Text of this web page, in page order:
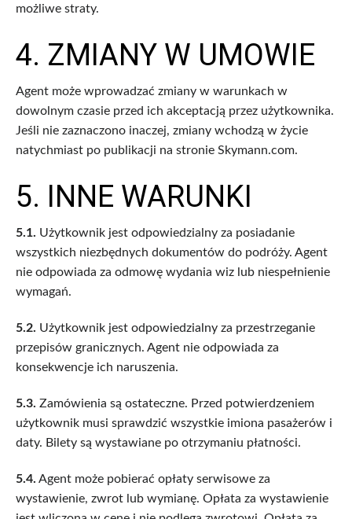
możliwe straty.
4. ZMIANY W UMOWIE
Agent może wprowadzać zmiany w warunkach w
dowolnym czasie przed ich akceptacją przez użytkownika.
Jeśli nie zaznaczono inaczej, zmiany wchodzą w życie
natychmiast po publikacji na stronie Skymann.com.
5. INNE WARUNKI
5.1. Użytkownik jest odpowiedzialny za posiadanie
wszystkich niezbędnych dokumentów do podróży. Agent
nie odpowiada za odmowę wydania wiz lub niespełnienie
wymagań.
5.2. Użytkownik jest odpowiedzialny za przestrzeganie
przepisów granicznych. Agent nie odpowiada za
konsekwencje ich naruszenia.
5.3. Zamówienia są ostateczne. Przed potwierdzeniem
użytkownik musi sprawdzić wszystkie imiona pasażerów i
daty. Bilety są wystawiane po otrzymaniu płatności.
5.4. Agent może pobierać opłaty serwisowe za
wystawienie, zwrot lub wymianę. Opłata za wystawienie